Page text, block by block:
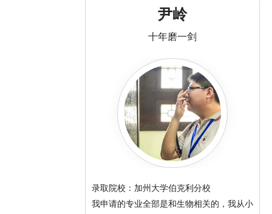
爱研究古董 爱朋克。尹岭
十年磨一剑
录取院校：加州大学伯克利分校
我申请的专业全部是和生物相关的，我从小